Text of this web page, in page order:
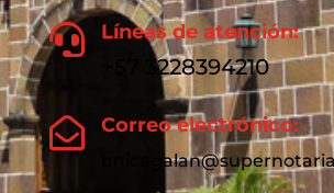
 Líneas de atención:
+57 3228394210
 Correo electrónico: